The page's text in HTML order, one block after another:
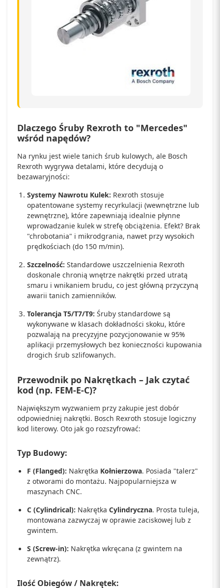
Dlaczego Śruby Rexroth to "Mercedes"
wśród napędów?
Na rynku jest wiele tanich śrub kulowych, ale Bosch
Rexroth wygrywa detalami, które decydują o
bezawaryjności:
Systemy Nawrotu Kulek: Rexroth stosuje
opatentowane systemy recyrkulacji (wewnętrzne lub
zewnętrzne), które zapewniają idealnie płynne
wprowadzanie kulek w strefę obciążenia. Efekt? Brak
"chrobotania" i mikrodgrania, nawet przy wysokich
prędkościach (do 150 m/min).
Szczelność: Standardowe uszczelnienia Rexroth
doskonale chronią wnętrze nakrętki przed utratą
smaru i wnikaniem brudu, co jest główną przyczyną
awarii tanich zamienników.
Tolerancja T5/T7/T9: Śruby standardowe są
wykonywane w klasach dokładności skoku, które
pozwalają na precyzyjne pozycjonowanie w 95%
aplikacji przemysłowych bez konieczności kupowania
drogich śrub szlifowanych.
Przewodnik po Nakrętkach – Jak czytać
kod (np. FEM-E-C)?
Największym wyzwaniem przy zakupie jest dobór
odpowiedniej nakrętki. Bosch Rexroth stosuje logiczny
kod literowy. Oto jak go rozszyfrować:
Typ Budowy:
F (Flanged): Nakrętka Kołnierzowa. Posiada "talerz"
z otworami do montażu. Najpopularniejsza w
maszynach CNC.
C (Cylindrical): Nakrętka Cylindryczna. Prosta tuleja,
montowana zazwyczaj w oprawie zaciskowej lub z
gwintem.
S (Screw-in): Nakrętka wkręcana (z gwintem na
zewnątrz).
Ilość Obiegów / Nakrętek: